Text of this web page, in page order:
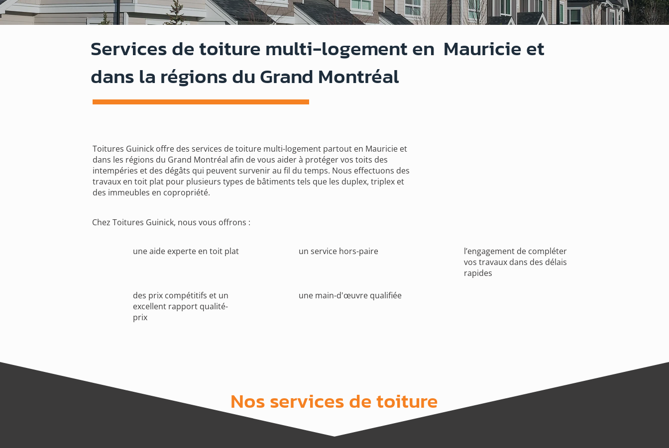
Services de toiture multi-logement en Mauricie et
dans la régions du Grand Montréal
Toitures Guinick offre des services de toiture multi-logement partout en Mauricie et
dans les régions du Grand Montréal afin de vous aider à protéger vos toits des
intempéries et des dégâts qui peuvent survenir au fil du temps. Nous effectuons des
travaux en toit plat pour plusieurs types de bâtiments tels que les duplex, triplex et
des immeubles en copropriété.
Chez Toitures Guinick, nous vous offrons :
une aide experte en toit plat
des prix compétitifs et un
excellent rapport qualité-
prix
un service hors-paire
une main-d'œuvre qualifiée
l’engagement de compléter
vos travaux dans des délais
rapides
Nos services de toiture